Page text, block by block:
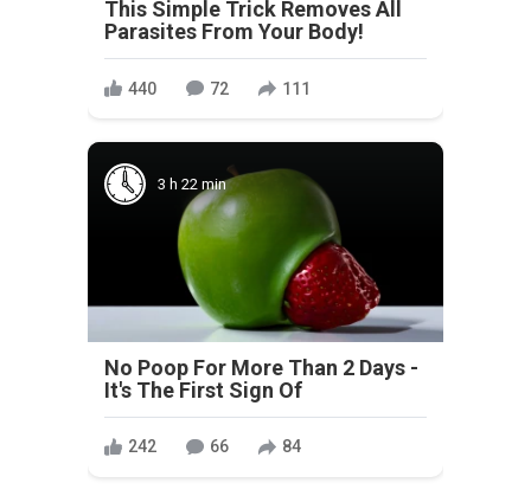
This Simple Trick Removes All
Parasites From Your Body!
440 72 111
3 h 22 min
No Poop For More Than 2 Days -
It's The First Sign Of
242 66 84